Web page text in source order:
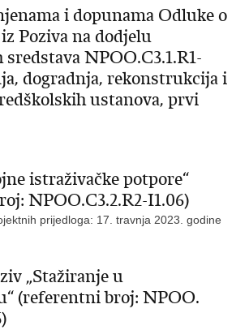
i dopunama Odluke o
Poziva na dodjelu
NPOO.C3.1.R1-
dogradnja, rekonstrukcija i
ustanova, prvi
istraživačke potpore“
NPOO.C3.2.R2-I1.06)
prijedloga: 17. travnja 2023. godine
„Stažiranje u
(referentni broj: NPOO.